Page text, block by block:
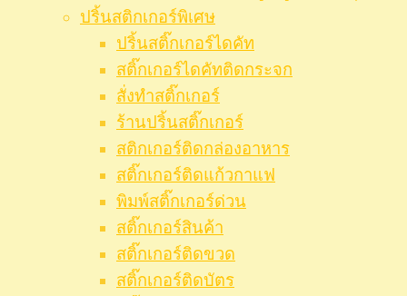
ปริ้นสติกเกอร์พิเศษ
ปริ้นสติ๊กเกอร์ไดคัท
สติ๊กเกอร์ไดคัทติดกระจก
สั่งทำสติ๊กเกอร์
ร้านปริ้นสติ๊กเกอร์
สติกเกอร์ติดกล่องอาหาร
สติ๊กเกอร์ติดแก้วกาแฟ
พิมพ์สติ๊กเกอร์ด่วน
สติ๊กเกอร์สินค้า
สติ๊กเกอร์ติดขวด
สติ๊กเกอร์ติดบัตร